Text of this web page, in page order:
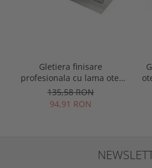
Gletiera finisare
profesionala cu lama otel
carbon 280 x 117 mm,
maner lemn, Spear &
135,58 RON
94,91 RON